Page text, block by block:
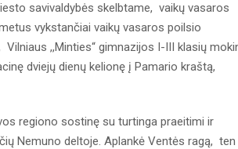
savivaldybės skelbtame, vaikų vasaros
vykstančiai vaikų vasaros poilsio
,,Minties“ gimnazijos I-III klasių
dviejų dienų kelionę į Pamario kraštą,
regiono sostinę su turtinga praeitimi ir
Nemuno deltoje. Aplankė Ventės ragą, ten